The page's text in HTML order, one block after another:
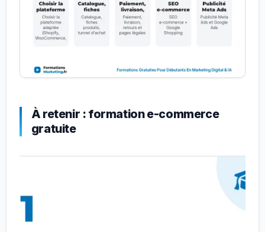
À retenir : formation e-commerce
gratuite